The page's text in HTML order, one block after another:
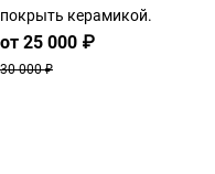
покрыть керамикой.
от 25 000 ₽
30 000 ₽